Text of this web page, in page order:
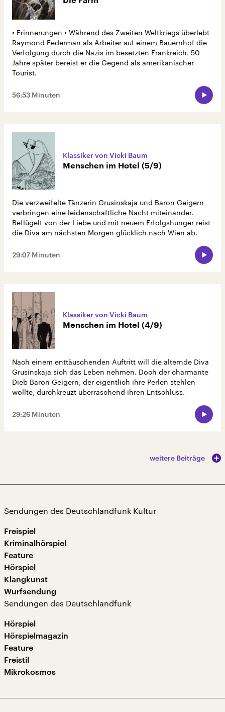
• Erinnerungen • Während des Zweiten Weltkriegs überlebt
Raymond Federman als Arbeiter auf einem Bauernhof die
Verfolgung durch die Nazis im besetzten Frankreich. 50
Jahre später bereist er die Gegend als amerikanischer
Tourist.
56:53 Minuten
Klassiker von Vicki Baum
Menschen im Hotel (5/9)
Die verzweifelte Tänzerin Grusinskaja und Baron Geigern
verbringen eine leidenschaftliche Nacht miteinander.
Beflügelt von der Liebe und mit neuem Erfolgshunger reist
die Diva am nächsten Morgen glücklich nach Wien ab.
29:07 Minuten
Klassiker von Vicki Baum
Menschen im Hotel (4/9)
Nach einem enttäuschenden Auftritt will die alternde Diva
Grusinskaja sich das Leben nehmen. Doch der charmante
Dieb Baron Geigern, der eigentlich ihre Perlen stehlen
wollte, durchkreuzt überraschend ihren Entschluss.
29:26 Minuten
weitere Beiträge
Sendungen des Deutschlandfunk Kultur
Freispiel
Kriminalhörspiel
Feature
Hörspiel
Klangkunst
Wurfsendung
Sendungen des Deutschlandfunk
Hörspiel
Hörspielmagazin
Feature
Freistil
Mikrokosmos